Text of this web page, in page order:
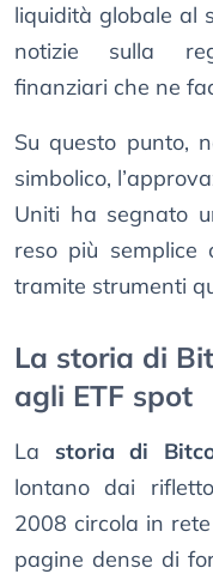
liquidità globale al
notizie sulla
finanziari che ne
Su questo punto,
simbolico,
Uniti ha segnato
reso più semplice
tramite strumenti
La storia di
agli ETF spot
La storia di
lontano dai
2008 circola in
pagine dense di